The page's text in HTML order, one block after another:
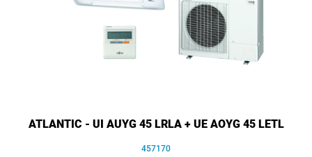
ATLANTIC - UI AUYG 45 LRLA + UE AOYG 45 LETL
457170